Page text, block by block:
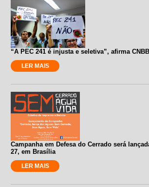
“A PEC 241 é injusta e seletiva”, afirma CNBB
LER MAIS
Campanha em Defesa do Cerrado será
27, em Brasília
LER MAIS